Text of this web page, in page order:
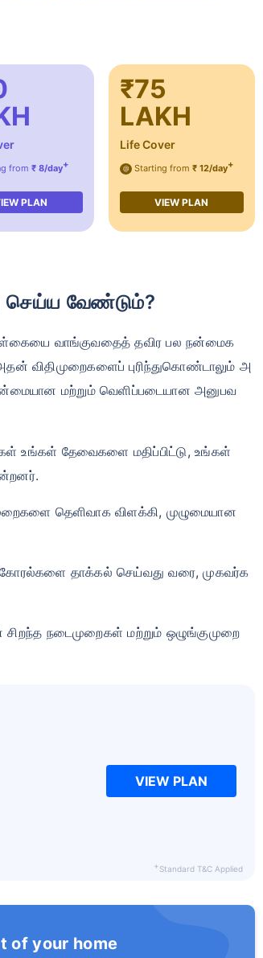
from ₹ 8/day+
PLAN
₹75
LAKH
Life Cover
@ Starting from ₹ 12/day+
VIEW PLAN
செய்ய வேண்டும்?
வாங்குவதைத் தவிர பல நன்மைக
விதிமுறைகளைப் புரிந்துகொண்டாலும் அ
மற்றும் வெளிப்படையான அனுபவ
உங்கள் தேவைகளை மதிப்பிட்டு, உங்கள்
தெளிவாக விளக்கி, முழுமையான
தாக்கல் செய்வது வரை, முகவர்க
நடைமுறைகள் மற்றும் ஒழுங்குமுறை
VIEW PLAN
+Standard T&C Applied
of your home
பிரீமியங்களை